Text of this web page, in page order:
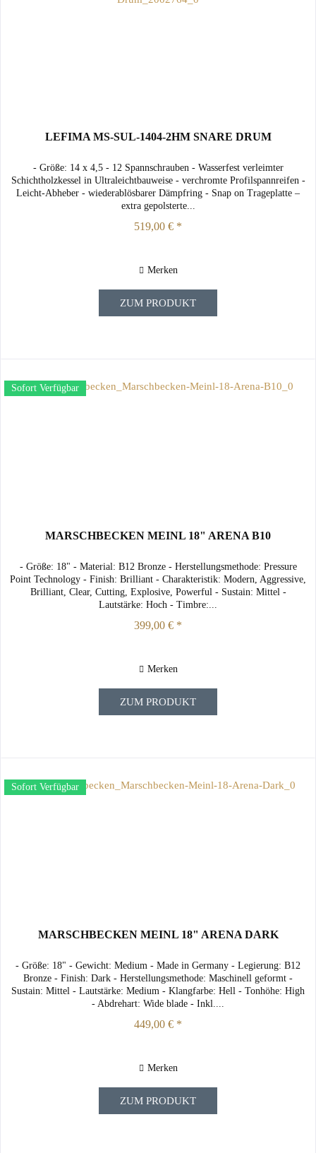
LEFIMA MS-SUL-1404-2HM SNARE DRUM
- Größe: 14 x 4,5 - 12 Spannschrauben - Wasserfest verleimter
Schichtholzkessel in Ultraleichtbauweise - verchromte Profilspannreifen -
Leicht-Abheber - wiederablösbarer Dämpfring - Snap on Trageplatte –
extra gepolsterte...
519,00 € *
Merken
ZUM PRODUKT
Sofort Verfügbar
MARSCHBECKEN MEINL 18" ARENA B10
- Größe: 18" - Material: B12 Bronze - Herstellungsmethode: Pressure
Point Technology - Finish: Brilliant - Charakteristik: Modern, Aggressive,
Brilliant, Clear, Cutting, Explosive, Powerful - Sustain: Mittel -
Lautstärke: Hoch - Timbre:...
399,00 € *
Merken
ZUM PRODUKT
Sofort Verfügbar
MARSCHBECKEN MEINL 18" ARENA DARK
- Größe: 18" - Gewicht: Medium - Made in Germany - Legierung: B12
Bronze - Finish: Dark - Herstellungsmethode: Maschinell geformt -
Sustain: Mittel - Lautstärke: Medium - Klangfarbe: Hell - Tonhöhe: High
- Abdrehart: Wide blade - Inkl....
449,00 € *
Merken
ZUM PRODUKT